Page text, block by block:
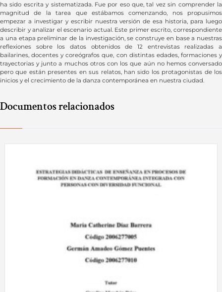
ha sido escrita y sistematizada. Fue por eso que, tal vez sin comprender la
magnitud de la tarea que estábamos comenzando, nos propusimos
empezar a investigar y escribir nuestra versión de esa historia, para luego
describir y analizar el escenario actual. Este primer escrito, correspondiente
a una etapa preliminar de la investigación, se construye en base a nuestras
reflexiones sobre los datos obtenidos de 12 entrevistas realizadas a
bailarines, docentes y coreógrafos que, con distintas edades, formaciones y
trayectorias y junto a muchos otros con los que aún no hemos conversado
pero que están presentes en sus relatos, han sido los protagonistas de los
inicios y el crecimiento de la danza contemporánea en nuestra ciudad.
Documentos relacionados